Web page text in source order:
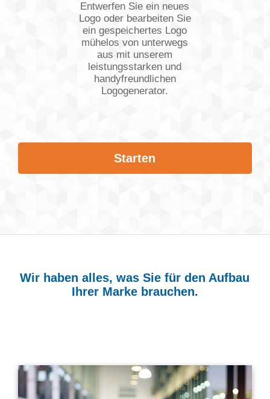
Entwerfen Sie ein neues
Logo oder bearbeiten Sie
ein gespeichertes Logo
mühelos von unterwegs
aus mit unserem
leistungsstarken und
handyfreundlichen
Logogenerator.
Starten
Wir haben alles, was Sie für den Aufbau
Ihrer Marke brauchen.